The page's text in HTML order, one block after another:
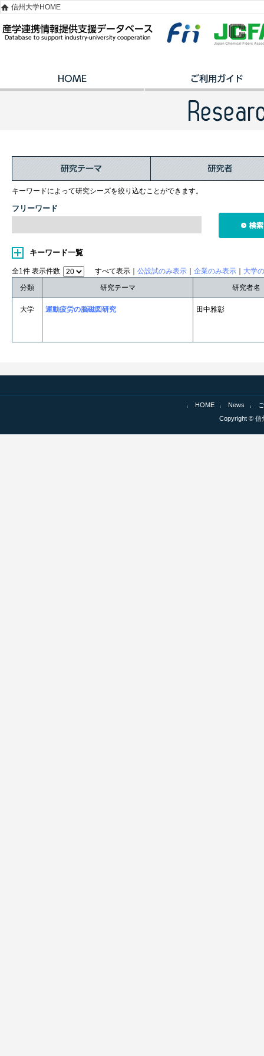
信州大学HOME
キーワードによって研究シーズを絞り込むことができます。
フリーワード
キーワード一覧
全1件 表示件数 すべて表示｜ 公設試のみ表示 企業のみ表示
大学
分類
研究テーマ 研究者名
大学 運動疲労の脳磁図研究 田中雅彰
HOME News
Copyright © 信